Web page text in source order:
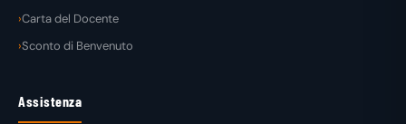
Carta del Docente
Sconto di Benvenuto
Assistenza